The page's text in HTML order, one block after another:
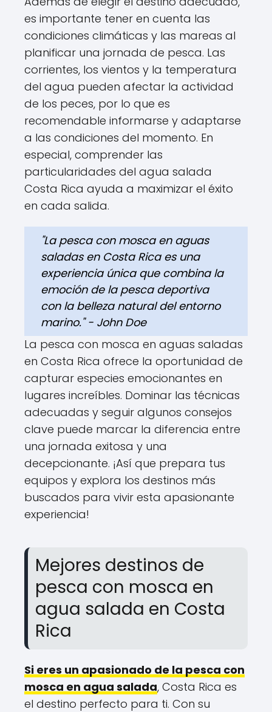
es importante tener en cuenta las
condiciones climáticas y las mareas al
planificar una jornada de pesca. Las
corrientes, los vientos y la temperatura
del agua pueden afectar la actividad
de los peces, por lo que es
recomendable informarse y adaptarse
a las condiciones del momento. En
especial, comprender las
particularidades del agua salada
Costa Rica ayuda a maximizar el éxito
en cada salida.
"La pesca con mosca en aguas
saladas en Costa Rica es una
experiencia única que combina la
emoción de la pesca deportiva
con la belleza natural del entorno
marino." - John Doe
La pesca con mosca en aguas saladas
en Costa Rica ofrece la oportunidad de
capturar especies emocionantes en
lugares increíbles. Dominar las técnicas
adecuadas y seguir algunos consejos
clave puede marcar la diferencia entre
una jornada exitosa y una
decepcionante. ¡Así que prepara tus
equipos y explora los destinos más
buscados para vivir esta apasionante
experiencia!
Mejores destinos de
pesca con mosca en
agua salada en Costa
Rica
Si eres un apasionado de la pesca con
mosca en agua salada, Costa Rica es
el destino perfecto para ti. Con su